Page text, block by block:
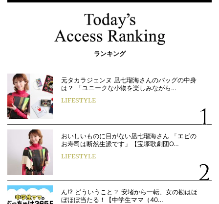
ランキング
元タカラジェンヌ 凪七瑠海さんのバッグの中身
は？ 「ユニークな小物を楽しみながら…
LIFESTYLE
おいしいものに目がない凪七瑠海さん 「エビの
お寿司は断然生派です」【宝塚歌劇団O…
LIFESTYLE
ん!? どういうこと？ 安堵から一転、女の勘はほ
ぼほぼ当たる！【中学生ママ（40…